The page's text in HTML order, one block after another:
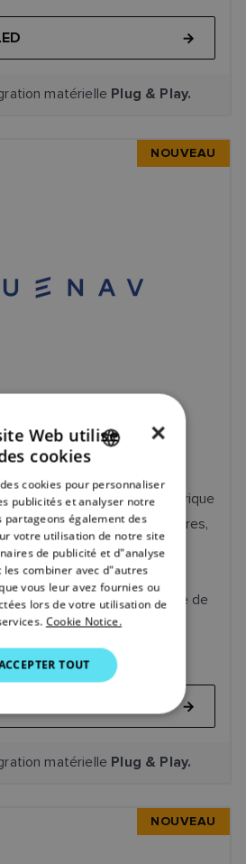
matérielle Plug & Play.
NOUVEAU
de propulsion électrique
et d'intégration des navires,
durable. L'application
le pilote automatique, le
et les fonctions de contrôle de
d'informations, veuillez
matérielle Plug & Play.
NOUVEAU
FRENCH
DANISH
ITALIAN
SWEDISH
GERMAN
DUTCH
SPANISH
×
Web utilise
cookies
cookies pour personnaliser
publicités et analyser notre
partageons également des
votre utilisation de notre site
de publicité et d"analyse
les combiner avec d"autres
vous leur avez fournies ou
lors de votre utilisation de
Cookie Notice.
TOUT